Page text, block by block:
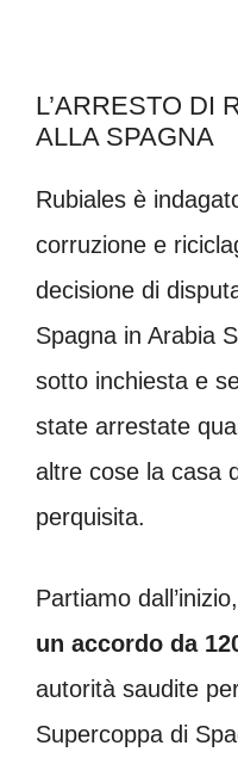
L’ARRESTO DI
ALLA SPAGNA
Rubiales è
corruzione e
decisione di
Spagna in Arabia
sotto inchiesta e
state arrestate
altre cose la casa
perquisita.
Partiamo
un accordo da
autorità saudite
Supercoppa di